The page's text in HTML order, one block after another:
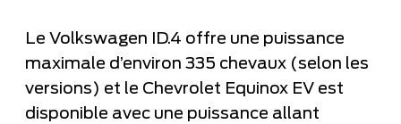
Le Volkswagen ID.4 offre une puissance
maximale d’environ 335 chevaux (selon les
versions) et le Chevrolet Equinox EV est
disponible avec une puissance allant